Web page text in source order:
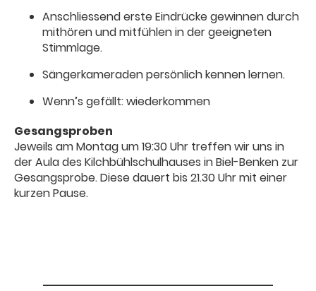
Anschliessend erste Eindrücke gewinnen durch
mithören und mitfühlen in der geeigneten
Stimmlage.
Sängerkameraden persönlich kennen lernen.
Wenn’s gefällt: wiederkommen
Gesangsproben
Jeweils am Montag um 19:30 Uhr treffen wir uns in
der Aula des Kilchbühlschulhauses in Biel-Benken zur
Gesangsprobe. Diese dauert bis 21.30 Uhr mit einer
kurzen Pause.